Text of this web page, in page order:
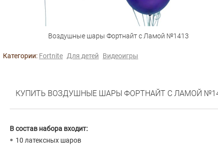
Воздушные шары Фортнайт с Ламой №1413
Категории: Fortnite Для детей Видеоигры
КУПИТЬ ВОЗДУШНЫЕ ШАРЫ ФОРТНАЙТ С ЛАМОЙ
В состав набора входит:
10 латексных шаров